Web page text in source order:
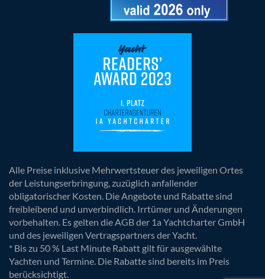
Alle Preise inklusive Mehrwertsteuer des jeweiligen Ortes
der Leistungserbringung, zuzüglich anfallender
obligatorischer Kosten. Die Angebote und Rabatte sind
freibleibend und unverbindlich. Irrtümer und Änderungen
vorbehalten. Es gelten die AGB der 1a Yachtcharter GmbH
und des jeweiligen Vertragspartners der Yacht.
* Bis zu 50 % Last Minute Rabatt gilt für ausgewählte
Yachten und Termine. Die Rabatte sind bereits im Preis
berücksichtigt.